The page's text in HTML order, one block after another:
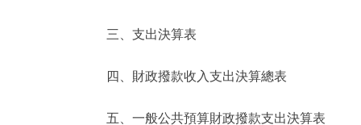
便民服務
三、支出決算表
四、財政撥款收入支出決算總表
五、一般公共預算財政撥款支出決算表